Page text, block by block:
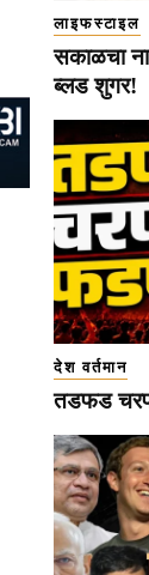
लाइफस्टाइल
सकाळचा
ब्लड शुगर!
देश वर्तमान
तडफड